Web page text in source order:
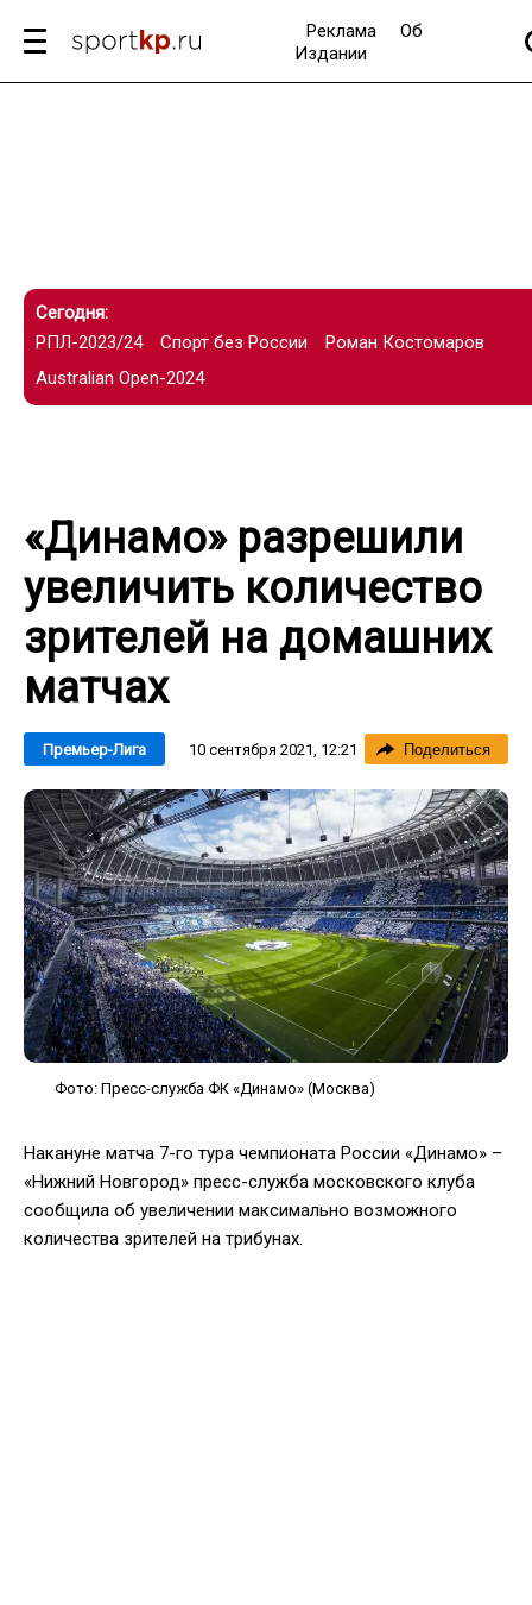
Реклама
Об
Издании
Сегодня:
РПЛ-2023/24
Спорт без России
Роман Костомаров
Australian Open-2024
«Динамо» разрешили
увеличить количество
зрителей на домашних
матчах
Премьер-Лига 10 сентября 2021, 12:21 Поделиться
Фото: Пресс-служба ФК «Динамо» (Москва)
Накануне матча 7-го тура чемпионата России «Динамо» –
«Нижний Новгород» пресс-служба московского клуба
сообщила об увеличении максимально возможного
количества зрителей на трибунах.